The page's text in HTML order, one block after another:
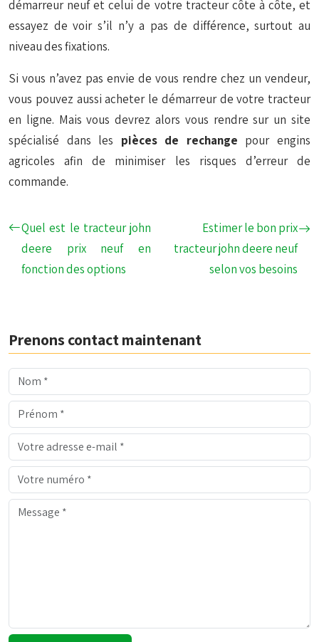
démarreur neuf et celui de votre tracteur côte à côte, et
essayez de voir s’il n’y a pas de différence, surtout au
niveau des fixations.
Si vous n’avez pas envie de vous rendre chez un vendeur,
vous pouvez aussi acheter le démarreur de votre tracteur
en ligne. Mais vous devrez alors vous rendre sur un site
spécialisé dans les pièces de rechange pour engins
agricoles afin de minimiser les risques d’erreur de
commande.
Quel est le tracteur john
deere prix neuf en
fonction des options
Estimer le bon prix
tracteur john deere neuf
selon vos besoins
Prenons contact maintenant